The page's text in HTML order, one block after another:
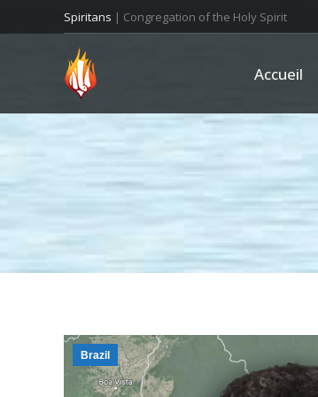
Spiritans | Congregation of the Holy Spirit
Accueil
Brazil